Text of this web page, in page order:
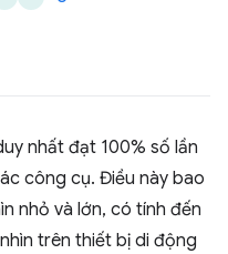
nhất đạt 100% số lần
công cụ. Điều này bao
nhỏ và lớn, có tính đến
trên thiết bị di động